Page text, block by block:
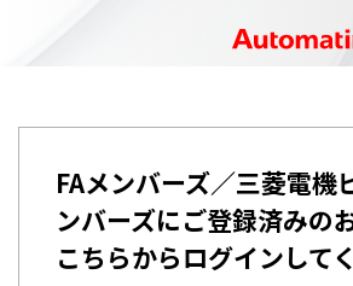
FAメンバーズ／三菱電機
ンバーズにご登録済みの
こちらからログインして